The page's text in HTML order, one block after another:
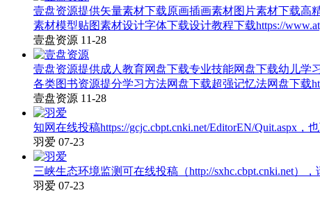
壹盘资源提供矢量素材下载原画插画素材图片素材下载
素材模型贴图素材设计字体下载设计教程下载https://
壹盘资源 11-28
壹盘资源提供成人教育网盘下载专业技能网盘下载幼儿
各类图书资源提分学习方法网盘下载超强记忆法网盘下载
壹盘资源 11-28
知网在线投稿https://gcjc.cbpt.cnki.net/EditorEN/Quit.aspx，
羽爱 07-23
三峡生态环境监测可在线投稿（http://sxhc.cbpt.cnki.net）
羽爱 07-23